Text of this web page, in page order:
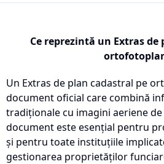
Ce reprezintă un Extras de
Un Extras de plan cadastral pe
document oficial care combină
tradiționale cu imagini aeriene
document este esențial pentru
și pentru toate instituțiile
gestionarea proprietăților